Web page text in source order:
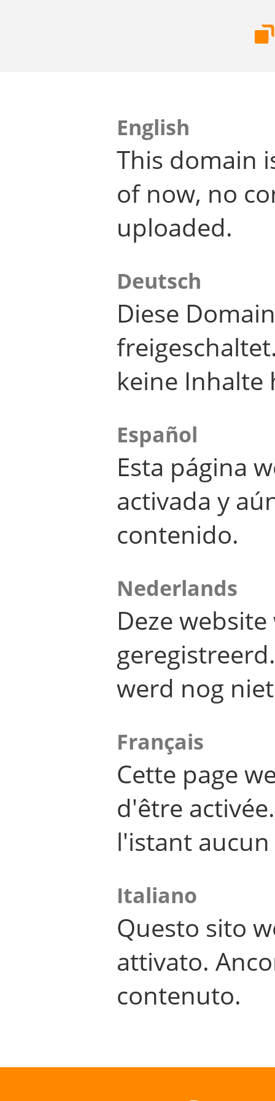
English
This domain
of now, no
uploaded.
Deutsch
Diese
keine Inhalte
Español
Esta página
activada y
contenido.
Nederlands
Deze
werd nog
Français
Cette page
d'être
l'istant
Italiano
Questo sito
attivato.
contenuto.